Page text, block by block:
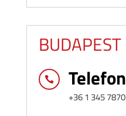
BUDAPEST
 Telefon
+36 1 345 7870